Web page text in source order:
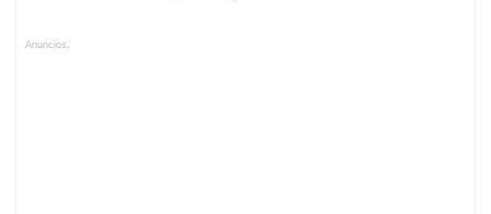
Anuncios.